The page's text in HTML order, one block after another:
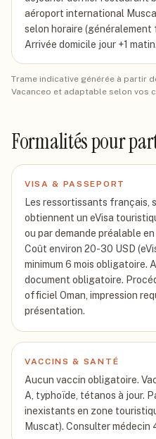
aéroport international
selon horaire (généralement
Arrivée domicile jour +1 matin.
Trame indicative générée à partir
Vacanceo et adaptable selon vos
Formalités pour
VISA & PASSEPORT
Les ressortissants français,
obtiennent un eVisa
ou par demande préalable
Coût environ 20-30 USD
minimum 6 mois obligatoire.
document obligatoire.
officiel Oman, impression
présentation.
VACCINS & SANTÉ
Aucun vaccin obligatoire.
A, typhoïde, tétanos à jour.
inexistants en zone
Muscat). Consulter